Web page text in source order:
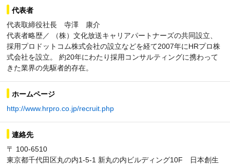
代表者
代表取締役社長 寺澤 康介
代表者略歴／ （株）文化放送キャリアパートナーズの共同設立、
採用プロドットコム株式会社の設立などを経て2007年にHRプロ株
式会社を設立。 約20年にわたり採用コンサルティングに携わって
きた業界の先駆者的存在。
ホームページ
http://www.hrpro.co.jp/recruit.php
連絡先
〒 100-6510
東京都千代田区丸の内1-5-1 新丸の内ビルディング10F 日本創生